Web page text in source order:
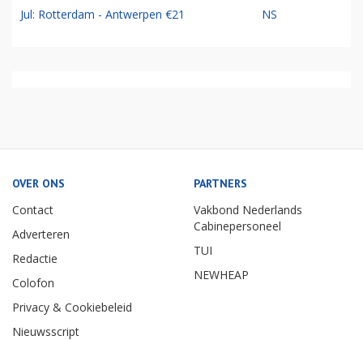
Jul: Rotterdam - Antwerpen €21 NS
OVER ONS
Contact
Adverteren
Redactie
Colofon
Privacy & Cookiebeleid
Nieuwsscript
PARTNERS
Vakbond Nederlands
Cabinepersoneel
TUI
NEWHEAP